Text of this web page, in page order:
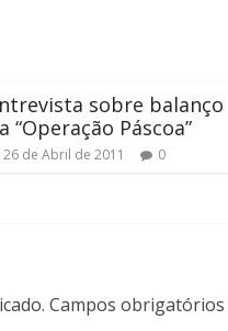
sobre balanço
“Operação Páscoa”
26 de Abril de 2011 0
Campos obrigatórios